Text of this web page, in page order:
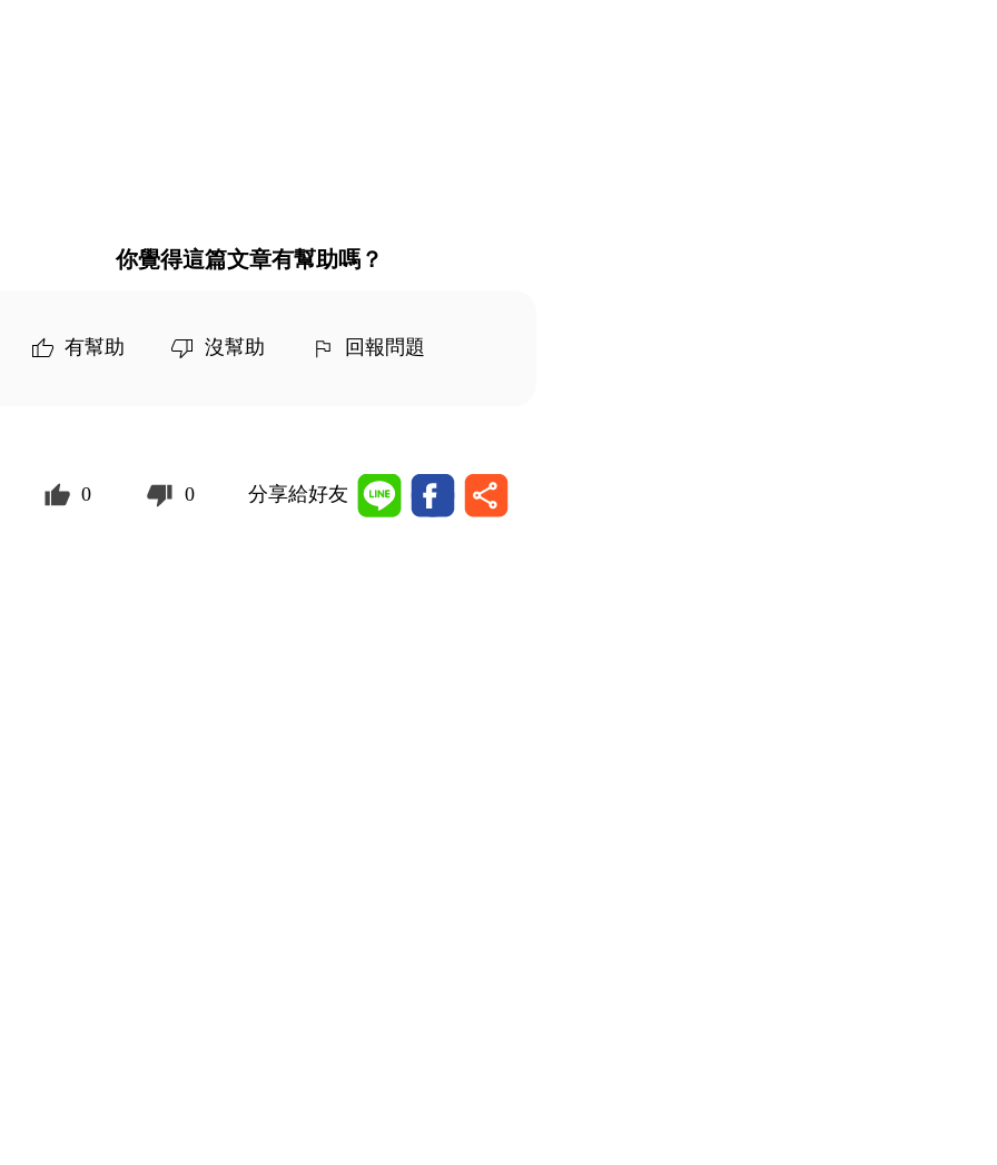
你覺得這篇文章有幫助嗎？
有幫助 沒幫助 回報問題
0 0 分享給好友